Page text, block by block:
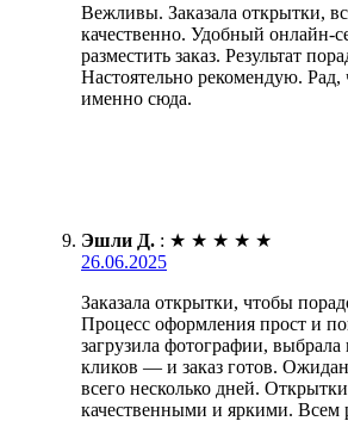
Вежливы. Заказала открытки,
качественно. Удобный онлайн-
разместить заказ. Результат
Настоятельно рекомендую. Рад,
именно сюда.
Эшли Д. : ★ ★ ★ ★ ★
26.06.2025
Заказала открытки, чтобы
Процесс оформления прост и
загрузила фотографии,
кликов — и заказ готов.
всего несколько дней.
качественными и яркими. Всем